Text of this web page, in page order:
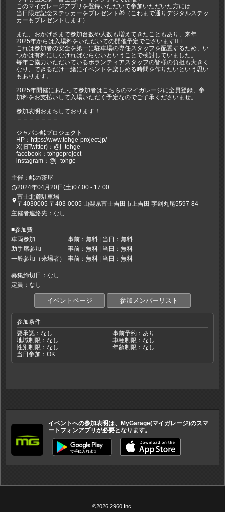
このマイガレージアプリを登録いただいて参加いただいた方には
当日限定記念ステッカーをプレゼント🎁（これまで通りデジタルステッ
カーもプレゼントします）
また、おかげさまで参加台数や人数も増えてきたこともあり、来年
2025年からは入場料をいただいての開催予定でございます🙇‍♂️
これは参加者の安全を第一に駐車場の専任スタッフを配置するため、い
つかは有料にしなければならないということで検討していました。
毎年ご協力いただいているボランティアスタッフの皆様の負担も大きく
なり、できるだけ一緒にイベントを楽しめる時間を作りたいという思い
もあります。
2025年開催にあたって参加者はこちらのマイガレージに全員登録、参
加料をお支払いして入場いただく予定なのでご了承くださいませ。
参加表明おまちしております！
＝＝＝＝＝＝＝
ジャパン峠プロジェクト
HP：https://www.tohge-project.jp/
X(旧Twitter)：@j_tohge
facebook：tohgeproject
instagram：@j_tohge
主催：峠の茶屋
access_time2024年04月20日(土)07:00 - 17:00
place富士北麓駐車場
〒4030005 〒403-0005 山梨県富士吉田市上吉田 字剣丸尾5597-84
主催者連絡先：なし
■参加費
車両参加
事前：無料 | 当日：無料
助手席参加
事前：無料 | 当日：無料
一般参加（来場者）
事前：無料 | 当日：無料
募集締切日：なし
定員：なし
イベントページ 参加メンバーリスト
参加条件
要承認：なし
事前予約：あり
地域制限：なし
車種制限：なし
性別制限：なし
年齢制限：なし
当日参加：OK
イベントへの参加表明は、MyGarage(マイガレージ)のスマ
ートフォンアプリが必要となります。
©2026 2960 Inc.